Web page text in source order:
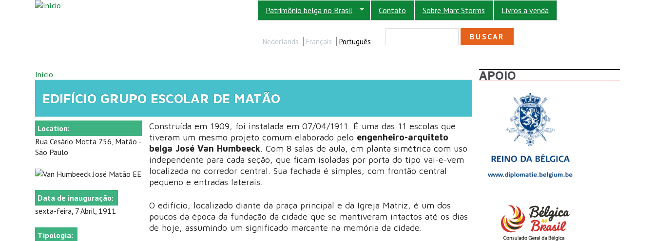
Pular para o conteúdo principal Patrimônio belga no Brasil Contato Sobre Marc Storms Livros a venda
Nederlands Français Português FORMULÁRIO DE BUSCA
VOCÊ ESTÁ AQUI
Início
EDIFÍCIO GRUPO ESCOLAR DE MATÃO
Location:
Rua Cesário Motta 756, Matão -
São Paulo
Data de inauguração:
sexta-feira, 7 Abril, 1911
Tipologia:
Construída em 1909, foi instalada em 07/04/1911. É uma das 11 escolas que
tiveram um mesmo projeto comum elaborado pelo engenheiro-arquiteto
belga José Van Humbeeck. Com 8 salas de aula, em planta simétrica com uso
independente para cada seção, que ficam isoladas por porta do tipo vai-e-vem
localizada no corredor central. Sua fachada é simples, com frontão central
pequeno e entradas laterais.
O edifício, localizado diante da praça principal e da Igreja Matriz, é um dos
poucos da época da fundação da cidade que se mantiveram intactos até os dias
de hoje, assumindo um significado marcante na memória da cidade.
APOIO